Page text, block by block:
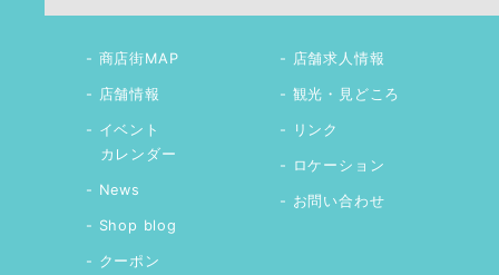
商店街MAP
店舗情報
イベント
カレンダー
News
Shop blog
クーポン
店舗求人情報
観光・見どころ
リンク
ロケーション
お問い合わせ